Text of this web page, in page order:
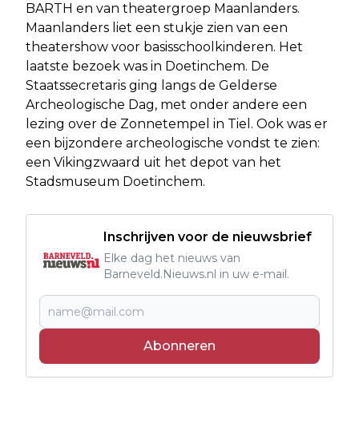
BARTH en van theatergroep Maanlanders.
Maanlanders liet een stukje zien van een
theatershow voor basisschoolkinderen. Het
laatste bezoek was in Doetinchem. De
Staatssecretaris ging langs de Gelderse
Archeologische Dag, met onder andere een
lezing over de Zonnetempel in Tiel. Ook was er
een bijzondere archeologische vondst te zien:
een Vikingzwaard uit het depot van het
Stadsmuseum Doetinchem.
Inschrijven voor de nieuwsbrief
Elke dag het nieuws van
Barneveld.Nieuws.nl in uw e-mail.
Abonneren